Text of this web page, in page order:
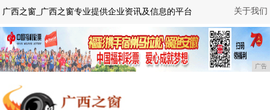
关于我们
广西之窗_广西之窗专业提供企业资讯及信息的平台
广告